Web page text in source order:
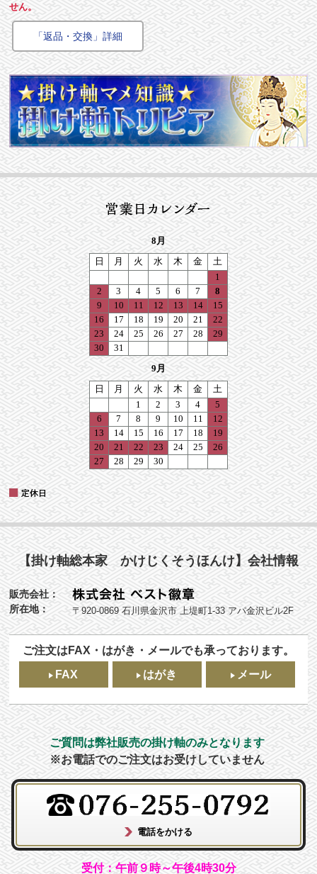
せん。
「返品・交換」詳細
【掛け軸総本家 かけじくそうほんけ】会社情報
販売会社：
所在地：
〒920-0869 石川県金沢市 上堤町1-33 アパ金沢ビル2F
ご注文はFAX・はがき・メールでも承っております。
FAX
はがき メール
ご質問は弊社販売の掛け軸のみとなります
※お電話でのご注文はお受けしていません
受付：午前９時～午後4時30分